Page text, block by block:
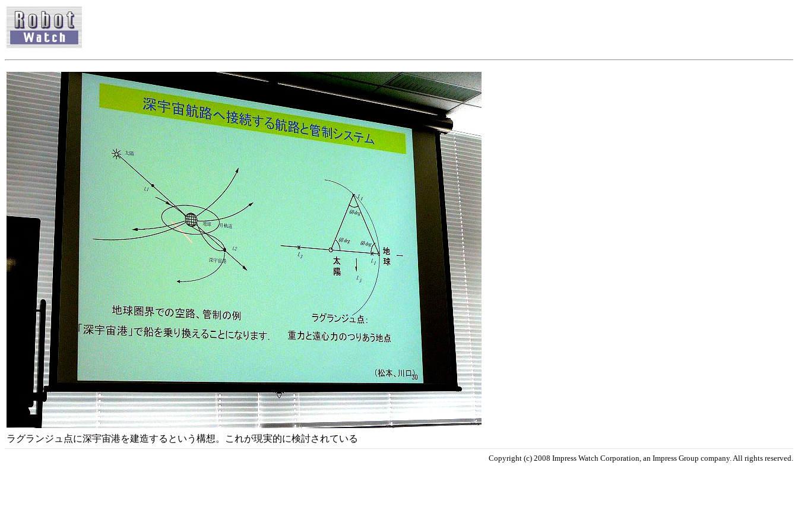
ラグランジュ点に深宇宙港を建造するという構想。これが現実的に検討されている
Copyright (c) 2008 Impress Watch Corporation, an Impress Group company. All rights reserved.